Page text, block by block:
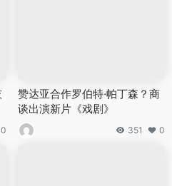
0
赞达亚合作罗伯特·帕丁森？商
谈出演新片《戏剧》
351 0